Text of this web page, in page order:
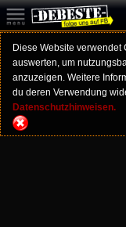
Diese Website
auswerten, um
anzuzeigen. Weitere
du deren Verwendung
Datenschutzhinweisen.